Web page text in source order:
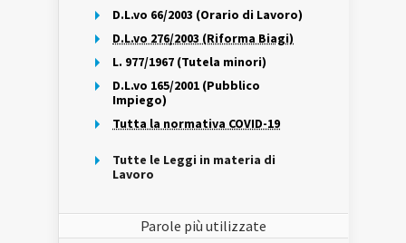
D.L.vo 66/2003 (Orario di Lavoro)
D.L.vo 276/2003 (Riforma Biagi)
L. 977/1967 (Tutela minori)
D.L.vo 165/2001 (Pubblico
Impiego)
Tutta la normativa COVID-19
Tutte le Leggi in materia di
Lavoro
Parole più utilizzate